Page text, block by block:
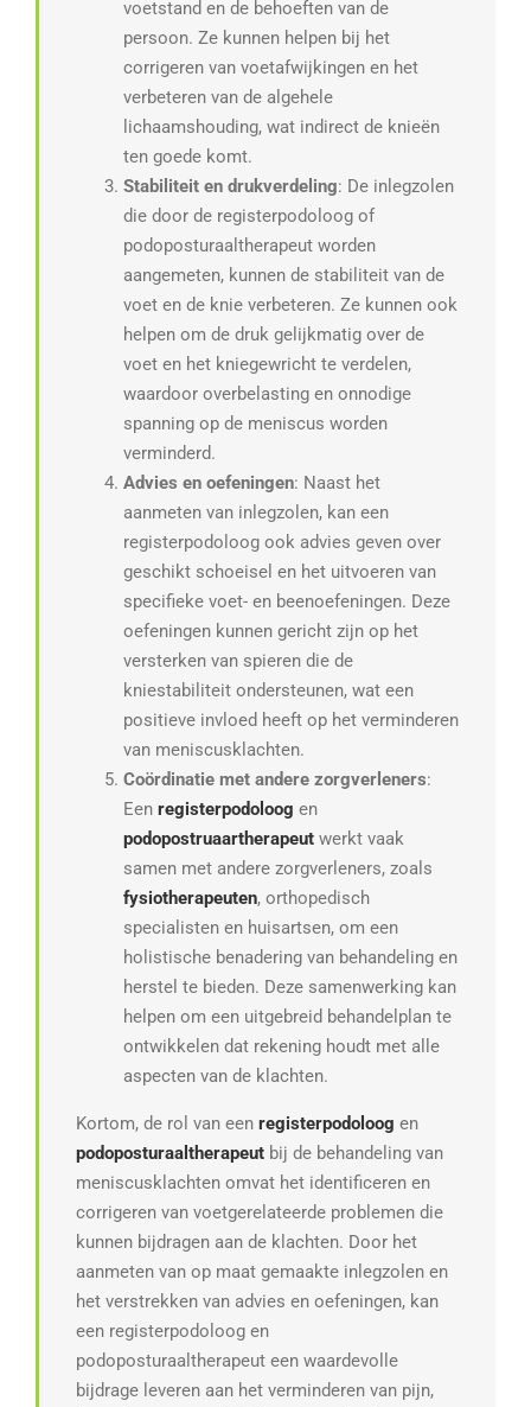
voetstand en de behoeften van de
persoon. Ze kunnen helpen bij het
corrigeren van voetafwijkingen en het
verbeteren van de algehele
lichaamshouding, wat indirect de knieën
ten goede komt.
Stabiliteit en drukverdeling: De inlegzolen
die door de registerpodoloog of
podoposturaaltherapeut worden
aangemeten, kunnen de stabiliteit van de
voet en de knie verbeteren. Ze kunnen ook
helpen om de druk gelijkmatig over de
voet en het kniegewricht te verdelen,
waardoor overbelasting en onnodige
spanning op de meniscus worden
verminderd.
Advies en oefeningen: Naast het
aanmeten van inlegzolen, kan een
registerpodoloog ook advies geven over
geschikt schoeisel en het uitvoeren van
specifieke voet- en beenoefeningen. Deze
oefeningen kunnen gericht zijn op het
versterken van spieren die de
kniestabiliteit ondersteunen, wat een
positieve invloed heeft op het verminderen
van meniscusklachten.
Coördinatie met andere zorgverleners:
Een registerpodoloog en
podopostruaartherapeutwerkt vaak
samen met andere zorgverleners, zoals
fysiotherapeuten, orthopedisch
specialisten en huisartsen, om een
holistische benadering van behandeling en
herstel te bieden. Deze samenwerking kan
helpen om een uitgebreid behandelplan te
ontwikkelen dat rekening houdt met alle
aspecten van de klachten.
Kortom, de rol van een registerpodoloog en
podoposturaaltherapeutbij de behandeling van
meniscusklachten omvat het identificeren en
corrigeren van voetgerelateerde problemen die
kunnen bijdragen aan de klachten. Door het
aanmeten van op maat gemaakte inlegzolen en
het verstrekken van advies en oefeningen, kan
een registerpodoloog en
podoposturaaltherapeut een waardevolle
bijdrage leveren aan het verminderen van pijn,